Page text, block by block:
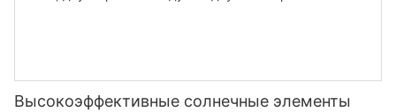
Высокоэффективные солнечные элементы